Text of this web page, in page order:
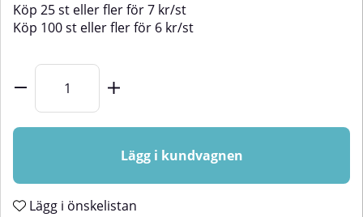
Köp 25 st eller fler för7 kr/st
Köp 100 st eller fler för 6 kr/st
Lägg i kundvagnen
Lägg i önskelistan